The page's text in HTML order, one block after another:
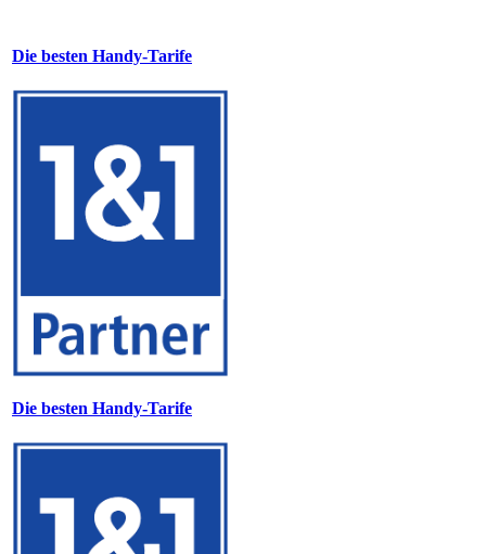
Die besten Handy-Tarife
Die besten Handy-Tarife